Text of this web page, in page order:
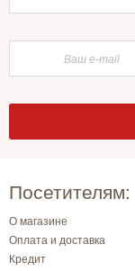
Посетителям:
О магазине
Оплата и доставка
Кредит